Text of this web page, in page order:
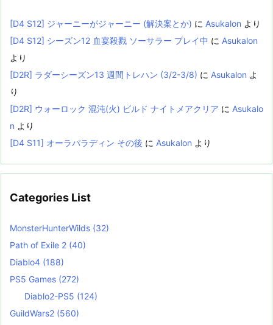
[D4 S12] ジャーニーがジャーニー (解決案とか) に Asukalon より
[D4 S12] シーズン12 血宴殺戮 ソーサラー プレイ中 に Asukalon
より
[D2R] ラダーシーズン13 週間トレハン (3/2-3/8) に Asukalon よ
り
[D2R] ウォーロック 混沌(火) ビルド ナイトメアクリア に Asukalo
n より
[D4 S11] オーラパラディン その後 に Asukalon より
Categories List
MonsterHunterWilds (32)
Path of Exile 2 (40)
Diablo4 (188)
PS5 Games (272)
Diablo2-PS5 (124)
GuildWars2 (560)